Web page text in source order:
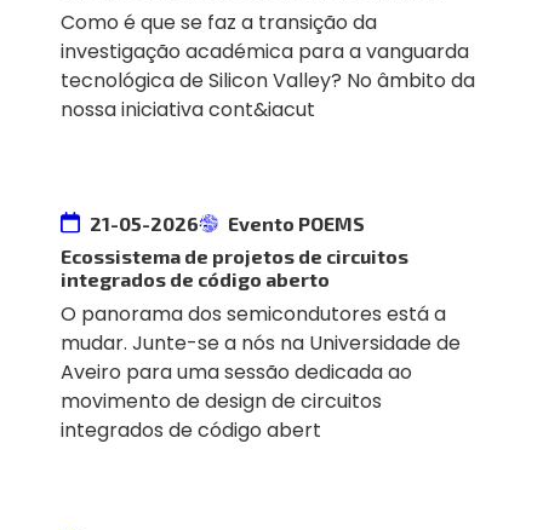
Como é que se faz a transição da
investigação académica para a vanguarda
tecnológica de Silicon Valley? No âmbito da
nossa iniciativa cont&iacut
21-05-2026
Evento POEMS
Ecossistema de projetos de circuitos
integrados de código aberto
O panorama dos semicondutores está a
mudar. Junte-se a nós na Universidade de
Aveiro para uma sessão dedicada ao
movimento de design de circuitos
integrados de código abert